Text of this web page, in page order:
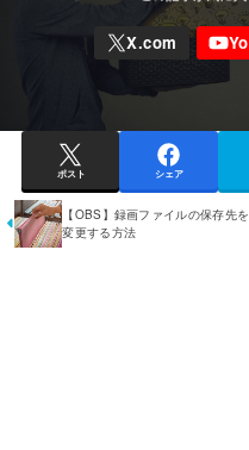
ポスト シェア
【OBS】録画ファイルの保存先を
変更する方法